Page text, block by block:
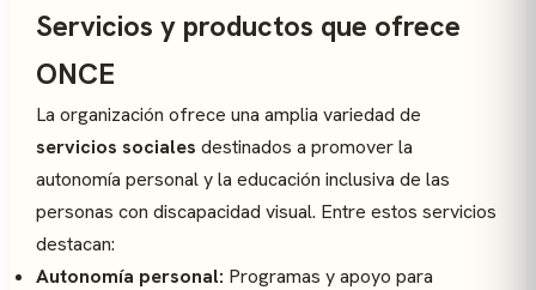
Servicios y productos que ofrece
ONCE
La organización ofrece una amplia variedad de
servicios sociales destinados a promover la
autonomía personal y la educación inclusiva de las
personas con discapacidad visual. Entre estos servicios
destacan:
Autonomía personal: Programas y apoyo para